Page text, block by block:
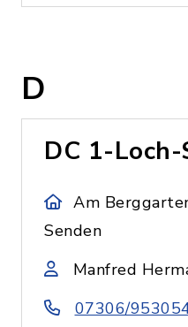
D
DC 1-
Am
Senden
Manfred
07306/